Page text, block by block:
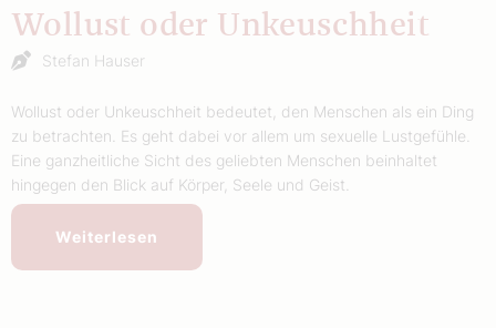
Wollust oder Unkeuschheit
Stefan Hauser
Wollust oder Unkeuschheit bedeutet, den Menschen als ein Ding
zu betrachten. Es geht dabei vor allem um sexuelle Lustgefühle.
Eine ganzheitliche Sicht des geliebten Menschen beinhaltet
hingegen den Blick auf Körper, Seele und Geist.
Weiterlesen